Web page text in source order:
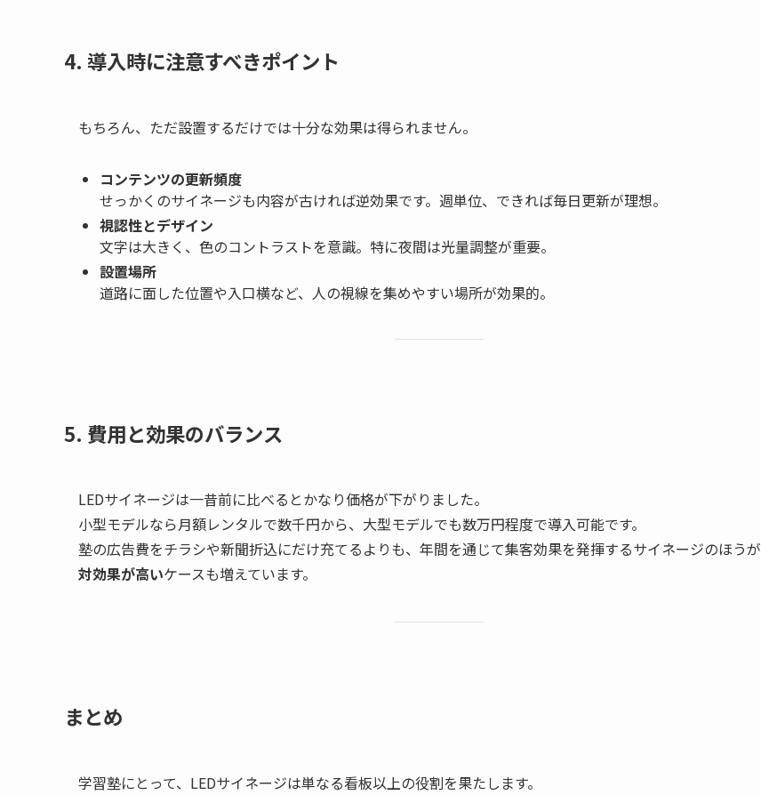
4. 導入時に注意すべきポイント
もちろん、ただ設置するだけでは十分な効果は得られません。
コンテンツの更新頻度
せっかくのサイネージも内容が古ければ逆効果です。週単位、できれば毎日更新が理想。
視認性とデザイン
文字は大きく、色のコントラストを意識。特に夜間は光量調整が重要。
設置場所
道路に面した位置や入口横など、人の視線を集めやすい場所が効果的。
5. 費用と効果のバランス
LEDサイネージは一昔前に比べるとかなり価格が下がりました。
小型モデルなら月額レンタルで数千円から、大型モデルでも数万円程度で導入可能です。
塾の広告費をチラシや新聞折込にだけ充てるよりも、年間を通じて集客効果を発揮するサイネージのほうが
対効果が高いケースも増えています。
まとめ
学習塾にとって、LEDサイネージは単なる看板以上の役割を果たします。